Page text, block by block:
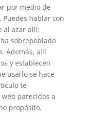
por medio de
hablar con
al azar allí;
sobrepoblado
Además, allí
y establecen
usarlo se hace
te
parecidos a
propósito.